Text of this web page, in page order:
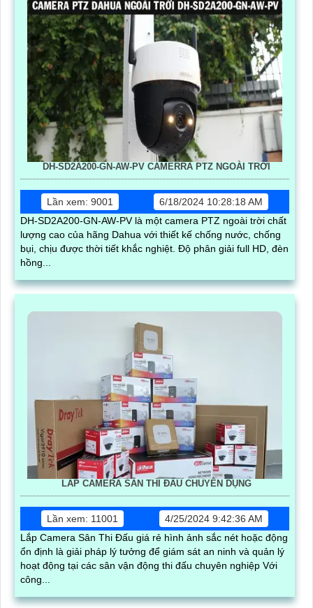
DH-SD2A200-GN-AW-PV CAMERRA PTZ NGOÀI TRỜI
Lần xem: 9001
6/18/2024 10:28:18 AM
DH-SD2A200-GN-AW-PV là một camera PTZ ngoài trời chất
lượng cao của hãng Dahua với thiết kế chống nước, chống
bụi, chịu được thời tiết khắc nghiệt. Độ phân giải full HD, đèn
hồng...
LẮP CAMERA SÂN THI ĐẤU CHUYÊN DỤNG
Lần xem: 11001
4/25/2024 9:42:36 AM
Lắp Camera Sân Thi Đấu giá rẻ hình ảnh sắc nét hoặc động
ổn định là giải pháp lý tưởng để giám sát an ninh và quản lý
hoạt động tại các sân vận động thi đấu chuyên nghiệp Với
công...